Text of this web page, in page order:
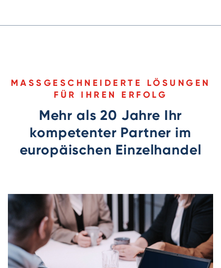
MASSGESCHNEIDERTE LÖSUNGEN F
ÜR IHREN ERFOLG
Mehr als 20 Jahre Ihr
kompetenter Partner im
europäischen Einzelhandel